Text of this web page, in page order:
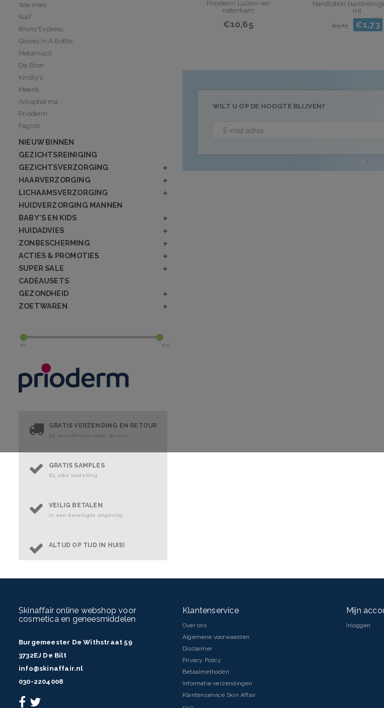
Warmies
Naïf
Bronz'Express
Gloves In A Bottle
Metamucil
De Bron
Kindly's
Meenk
Arkopharma
Prioderm
Fagron
NIEUW BINNEN
GEZICHTSREINIGING
GEZICHTSVERZORGING
HAARVERZORGING
LICHAAMSVERZORGING
HUIDVERZORGING MANNEN
BABY'S EN KIDS
HUIDADVIES
ZONBESCHERMING
ACTIES & PROMOTIES
SUPER SALE
CADEAUSETS
GEZONDHEID
ZOETWAREN
€0 € 15
GRATIS VERZENDING EN RETOUR
Bij bestellingen vanaf 40 euro
GRATIS SAMPLES
Bij elke bestelling
VEILIG BETALEN
In een beveiligde omgeving
ALTIJD OP TIJD IN HUIS!
Prioderm Luizen- en
netenkam
€10,65
Handlotion
ml
€5,75 €1,73
WILT U OP DE HOOGTE BLIJVEN?
Skinaffair online webshop voor
cosmetica en geneesmiddelen
Burgemeester De Withstraat 59
3732EJ De Bilt
info@skinaffair.nl
030-2204008
Klantenservice
Over ons
Algemene voorwaarden
Disclaimer
Privacy Policy
Betaalmethoden
Informatie verzendingen
Klantenservice Skin Affair
Mijn
Inloggen